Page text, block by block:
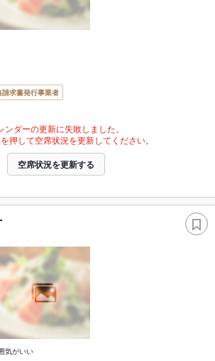
請求書発行事業者
ンダーの更新に失敗しました。
押して空席状況を更新してください。
空席状況を更新する
気がいい